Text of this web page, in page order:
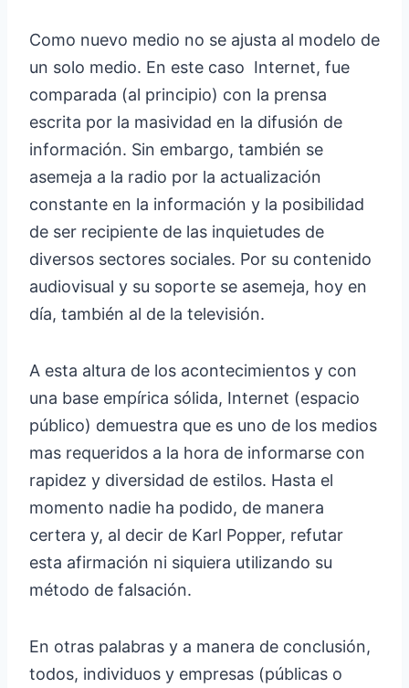
Como nuevo medio no se ajusta al modelo de
un solo medio. En este caso Internet, fue
comparada (al principio) con la prensa
escrita por la masividad en la difusión de
información. Sin embargo, también se
asemeja a la radio por la actualización
constante en la información y la posibilidad
de ser recipiente de las inquietudes de
diversos sectores sociales. Por su contenido
audiovisual y su soporte se asemeja, hoy en
día, también al de la televisión.
A esta altura de los acontecimientos y con
una base empírica sólida, Internet (espacio
público) demuestra que es uno de los medios
mas requeridos a la hora de informarse con
rapidez y diversidad de estilos. Hasta el
momento nadie ha podido, de manera
certera y, al decir de Karl Popper, refutar
esta afirmación ni siquiera utilizando su
método de falsación.
En otras palabras y a manera de conclusión,
todos, individuos y empresas (públicas o